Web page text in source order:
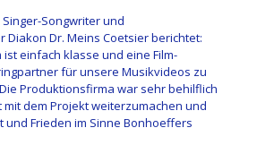
Songwriter und
Dr. Meins Coetsier berichtet:
ist einfach klasse und eine Film-
für unsere Musikvideos zu
Produktionsfirma war sehr behilflich
dem Projekt weiterzumachen und
und Frieden im Sinne Bonhoeffers